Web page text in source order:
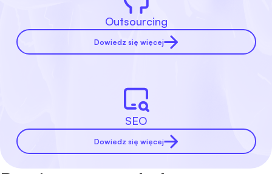
Outsourcing
Dowiedz się więcej
SEO
Dowiedz się więcej